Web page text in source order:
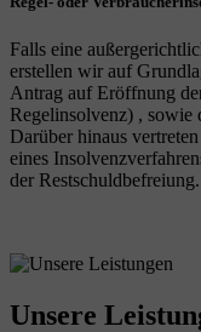
Falls eine
erstellen wir auf
Antrag auf Eröffnung
Regelinsolvenz) , sowie
Darüber hinaus
eines
der Restschuldbefreiung.
Unsere